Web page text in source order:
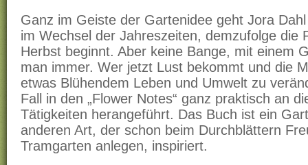
Ganz im Geiste der Gartenidee geht Jora
im Wechsel der Jahreszeiten, demzufolge die
Herbst beginnt. Aber keine Bange, mit einem
man immer. Wer jetzt Lust bekommt und die
etwas Blühendem Leben und Umwelt zu
Fall in den „Flower Notes“ ganz praktisch an
Tätigkeiten herangeführt. Das Buch ist ein
anderen Art, der schon beim Durchblättern
Tramgarten anlegen, inspiriert.